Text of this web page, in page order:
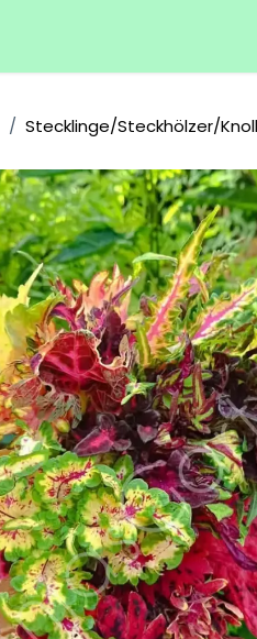
Stecklinge/Steckhölzer/